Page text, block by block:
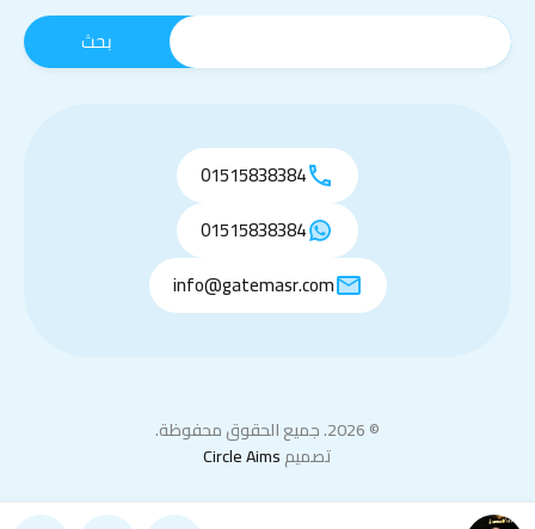
01515838384
01515838384
info@gatemasr.com
© 2026. جميع الحقوق محفوظة.
تصميمCircle Aims